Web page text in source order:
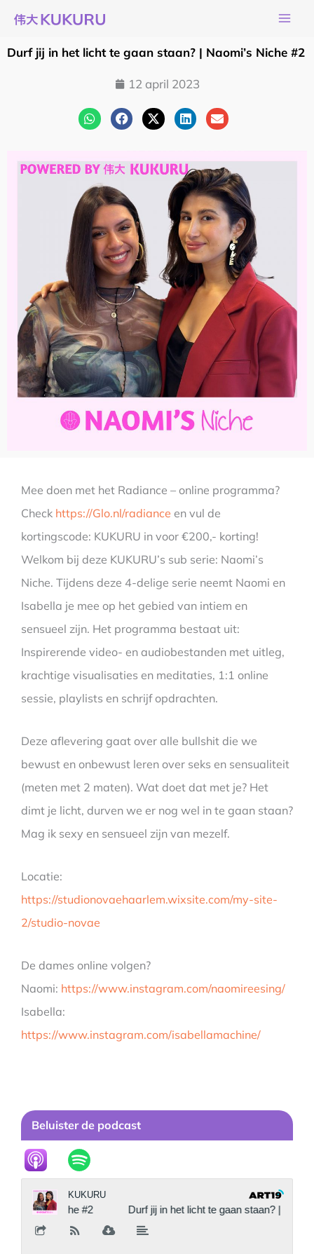
naar
deDurf jij in het licht te gaan staan? | Naomi’s Niche #2
12 april 2023
Mee doen met het Radiance – online programma?
Check https://Glo.nl/radiance en vul de
kortingscode: KUKURU in voor €200,- korting!
Welkom bij deze KUKURU’s sub serie: Naomi’s
Niche. Tijdens deze 4-delige serie neemt Naomi en
Isabella je mee op het gebied van intiem en
sensueel zijn. Het programma bestaat uit:
Inspirerende video- en audiobestanden met uitleg,
krachtige visualisaties en meditaties, 1:1 online
sessie, playlists en schrijf opdrachten.
Deze aflevering gaat over alle bullshit die we
bewust en onbewust leren over seks en sensualiteit
(meten met 2 maten). Wat doet dat met je? Het
dimt je licht, durven we er nog wel in te gaan staan?
Mag ik sexy en sensueel zijn van mezelf.
Locatie:
https://studionovaehaarlem.wixsite.com/my-site-
2/studio-novae
De dames online volgen?
Naomi: https://www.instagram.com/naomireesing/
Isabella:
https://www.instagram.com/isabellamachine/
Beluister de podcast